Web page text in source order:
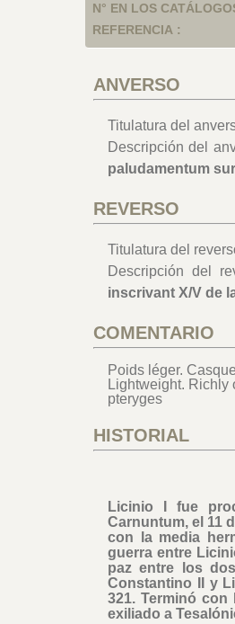
N° EN LOS
REFERENCIA :
ANVERSO
Titulatura del
Descripción del
paludamentum
REVERSO
Titulatura del
Descripción del
inscrivant X/V de
COMENTARIO
Poids léger.
Lightweight. Richly
pteryges
HISTORIAL
Licinio I fue
Carnuntum, el 11
con la media
guerra entre
paz entre los
Constantino II y
321. Terminó
exiliado a